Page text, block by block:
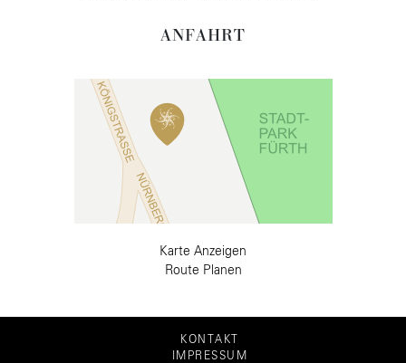
ANFAHRT
Karte Anzeigen
Route Planen
KONTAKT
IMPRESSUM